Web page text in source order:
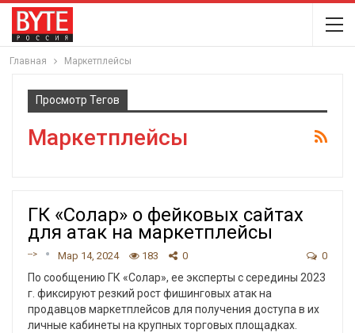
Главная Маркетплейсы
Просмотр Тегов
Маркетплейсы
ГК «Солар» о фейковых сайтах
для атак на маркетплейсы
--> Мар 14, 2024 183 0 0
По сообщению ГК «Солар», ее эксперты с середины 2023
г. фиксируют резкий рост фишинговых атак на
продавцов маркетплейсов для получения доступа в их
личные кабинеты на крупных торговых площадках.